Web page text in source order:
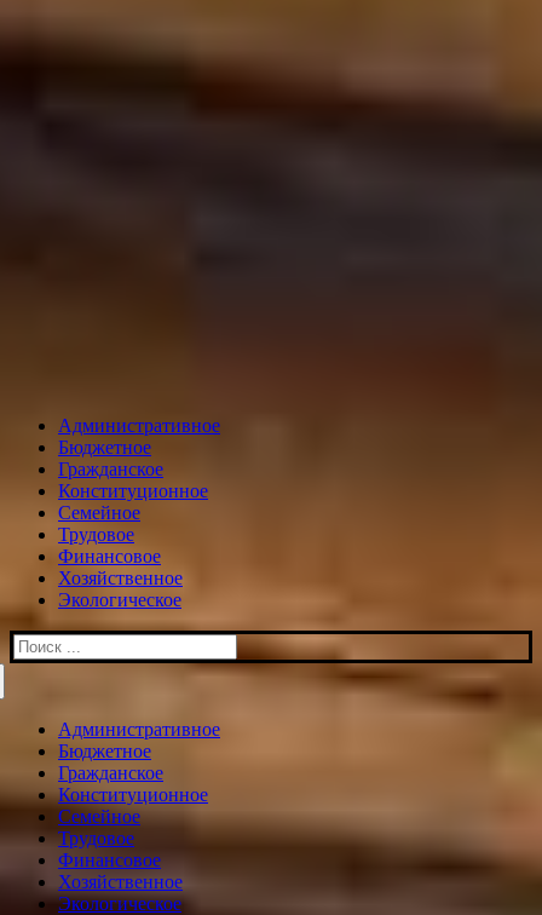
Административное
Бюджетное
Гражданское
Конституционное
Семейное
Трудовое
Финансовое
Хозяйственное
Экологическое
Искать:
Административное
Бюджетное
Гражданское
Конституционное
Семейное
Трудовое
Финансовое
Хозяйственное
Экологическое